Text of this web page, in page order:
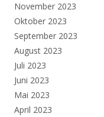
November 2023
Oktober 2023
September 2023
August 2023
Juli 2023
Juni 2023
Mai 2023
April 2023